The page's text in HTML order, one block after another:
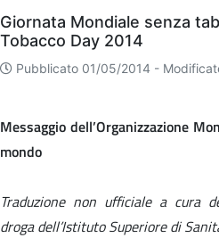
Eventi
Giornata Mondiale senza
Tobacco Day 2014
Pubblicato 01/05/2014 -
Messaggio dell’Organizzazione
mondo
Traduzione non ufficiale a cura
droga dell’Istituto Superiore di